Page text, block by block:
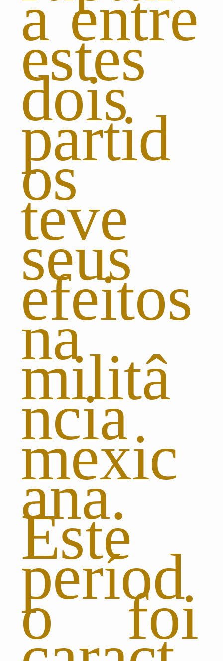
a entre
estes
dois
partid
os
teve
seus
efeitos
na
militâ
ncia
mexic
ana.
Este
períod
o foi